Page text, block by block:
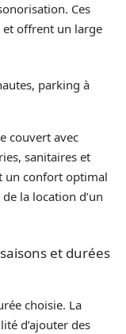
Ces
et offrent un large
parking à
couvert avec
sanitaires et
un confort optimal
la location d’un
et durées
choisie. La
d’ajouter des